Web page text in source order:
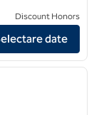
Downtown
Discount Honors
date
1/12